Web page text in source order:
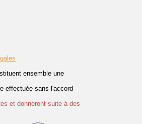
ensemble une
effectuée sans l'accord
et donneront suite à des